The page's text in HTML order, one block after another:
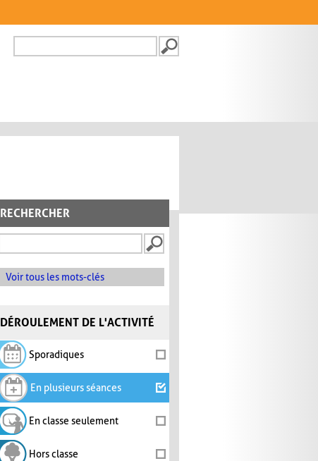
FORMULAIRE DE
RECHERCHER
Voir tous les mots-clés
DÉROULEMENT DE L'ACTIVITÉ
Sporadiques
En plusieurs séances
En classe seulement
Hors classe